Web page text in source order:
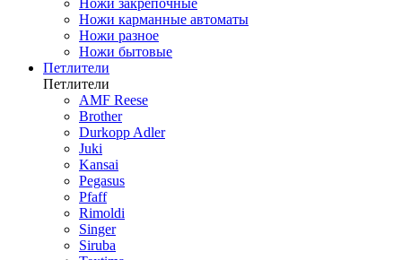
Ножи закрепочные
Ножи карманные автоматы
Ножи разное
Ножи бытовые
Петлители
Петлители
AMF Reese
Brother
Durkopp Adler
Juki
Kansai
Pegasus
Pfaff
Rimoldi
Singer
Siruba